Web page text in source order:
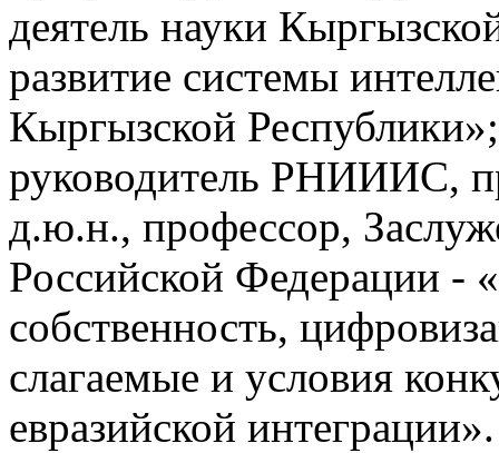
деятель науки
развитие системы
Кыргызской
руководитель РНИИИС,
д.ю.н., профессор,
Российской Федерации -
собственность,
слагаемые и условия
евразийской интеграции».